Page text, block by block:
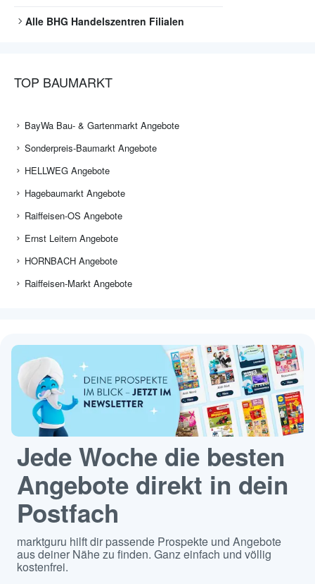
Alle BHG Handelszentren Filialen
TOP BAUMARKT
BayWa Bau- & Gartenmarkt Angebote
Sonderpreis-Baumarkt Angebote
HELLWEG Angebote
Hagebaumarkt Angebote
Raiffeisen-OS Angebote
Ernst Leitern Angebote
HORNBACH Angebote
Raiffeisen-Markt Angebote
Jede Woche die besten
Angebote direkt in dein
Postfach
marktguru hilft dir passende Prospekte und Angebote
aus deiner Nähe zu finden. Ganz einfach und völlig
kostenfrei.